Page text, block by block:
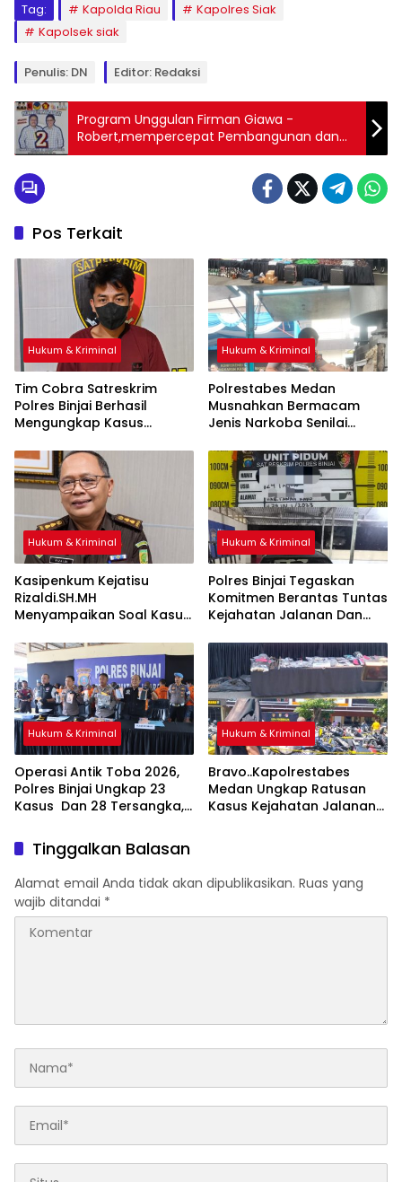
Tag: Kapolda Riau
Kapolres Siak
Kapolsek siak
Penulis: DN Editor: Redaksi
Program Unggulan Firman Giawa -
Robert,mempercepat Pembangunan dan
infrastruktur serta Beasiswa Bagi Anak
Pos Terkait
Hukum & Kriminal
Tim Cobra Satreskrim
Polres Binjai Berhasil
Mengungkap Kasus
Di Binjai Barat .
Hukum & Kriminal
Polrestabes Medan
Musnahkan Bermacam
Jenis Narkoba Senilai
Komplotan Jaringan
Internasional
Hukum & Kriminal
Kasipenkum Kejatisu
Rizaldi.SH.MH
Menyampaikan Soal Kasus
Dalam Kasus Pelepasan
Aset Perkebunan PTPN ll
JPU, Akan Banding
Hukum & Kriminal
Polres Binjai Tegaskan
Komitmen Berantas Tuntas
Kejahatan Jalanan Dan
Baru Berhasil Diringkus Tim
Cobra
Hukum & Kriminal
Operasi Antik Toba 2026,
Polres Binjai Ungkap 23
Kasus Dan 28 Tersangka,
Komitmen Perangi
Narkoba Di Wilayah
Hukumnya
Hukum & Kriminal
Bravo..Kapolrestabes
Medan Ungkap Ratusan
Kasus Kejahatan Jalanan
Tinggalkan Balasan
Alamat email Anda tidak akan dipublikasikan. Ruas yang
wajib ditandai *